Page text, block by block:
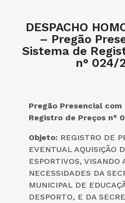
DESPACHO
– Pregão
Sistema de
n° 024/
Pregão Presencial com
Registro de Preços n° 0
Objeto: REGISTRO DE
EVENTUAL AQUISIÇÃO
ESPORTIVOS, VISANDO
NECESSIDADES DA
MUNICIPAL DE
DESPORTO, E DA